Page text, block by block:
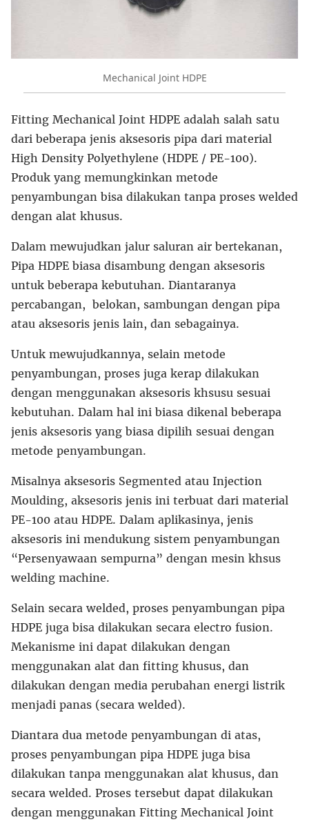
Mechanical Joint HDPE
Fitting Mechanical Joint HDPE adalah salah satu
dari beberapa jenis aksesoris pipa dari material
High Density Polyethylene (HDPE / PE-100).
Produk yang memungkinkan metode
penyambungan bisa dilakukan tanpa proses welded
dengan alat khusus.
Dalam mewujudkan jalur saluran air bertekanan,
Pipa HDPE biasa disambung dengan aksesoris
untuk beberapa kebutuhan. Diantaranya
percabangan, belokan, sambungan dengan pipa
atau aksesoris jenis lain, dan sebagainya.
Untuk mewujudkannya, selain metode
penyambungan, proses juga kerap dilakukan
dengan menggunakan aksesoris khsusu sesuai
kebutuhan. Dalam hal ini biasa dikenal beberapa
jenis aksesoris yang biasa dipilih sesuai dengan
metode penyambungan.
Misalnya aksesoris Segmented atau Injection
Moulding, aksesoris jenis ini terbuat dari material
PE-100 atau HDPE. Dalam aplikasinya, jenis
aksesoris ini mendukung sistem penyambungan
“Persenyawaan sempurna” dengan mesin khsus
welding machine.
Selain secara welded, proses penyambungan pipa
HDPE juga bisa dilakukan secara electro fusion.
Mekanisme ini dapat dilakukan dengan
menggunakan alat dan fitting khusus, dan
dilakukan dengan media perubahan energi listrik
menjadi panas (secara welded).
Diantara dua metode penyambungan di atas,
proses penyambungan pipa HDPE juga bisa
dilakukan tanpa menggunakan alat khusus, dan
secara welded. Proses tersebut dapat dilakukan
dengan menggunakan Fitting Mechanical Joint